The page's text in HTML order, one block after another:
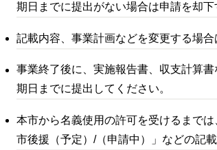
期日までに提出がない場合は申請を却下
記載内容、事業計画などを変更する場
事業終了後に、実施報告書、収支計算
期日までに提出してください。
本市から名義使用の許可を受けるまで
市後援（予定）/（申請中）」などの記